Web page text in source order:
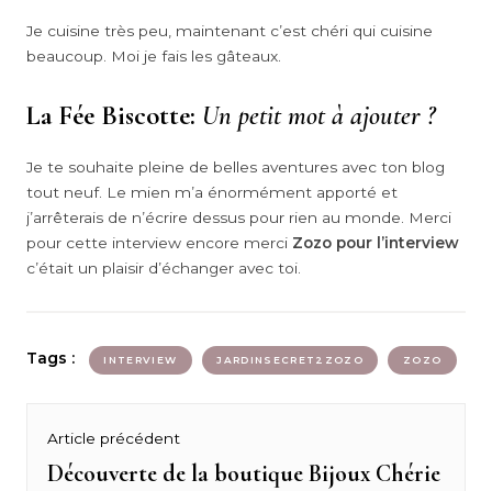
Je cuisine très peu, maintenant c’est chéri qui cuisine
beaucoup. Moi je fais les gâteaux.
La Fée Biscotte: Un petit mot à ajouter ?
Je te souhaite pleine de belles aventures avec ton blog
tout neuf. Le mien m’a énormément apporté et
j’arrêterais de n’écrire dessus pour rien au monde. Merci
pour cette interview encore merci Zozo pour l’interview
c’était un plaisir d’échanger avec toi.
Tags : INTERVIEW JARDINSECRET2ZOZO ZOZO
Navigation
de
Article précédent
Previous
Découverte de la boutique Bijoux Chérie